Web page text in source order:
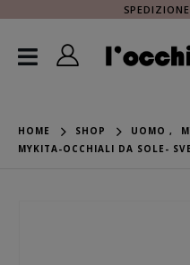
HOME SHOP UOMO ,
MYKITA-OCCHIALI DA SOLE-